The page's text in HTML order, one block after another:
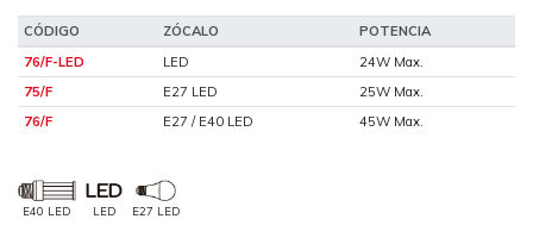
CÓDIGO ZÓCALO
POTENCIA
76/F-LED
LED
24W Max.
75/F
E27 LED
25W Max.
76/F
E27 / E40 LED 45W Max.
E40 LED LED E27 LED